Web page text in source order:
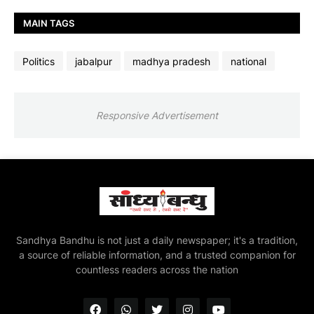
MAIN TAGS
Politics jabalpur madhya pradesh national
Responsive Advertisement
Sandhya Bandhu is not just a daily newspaper; it's a tradition,
a source of reliable information, and a trusted companion for
countless readers across the nation